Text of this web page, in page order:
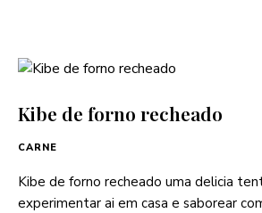
Kibe de forno recheado
CARNE
Kibe de forno recheado uma delicia
experimentar ai em casa e saborear